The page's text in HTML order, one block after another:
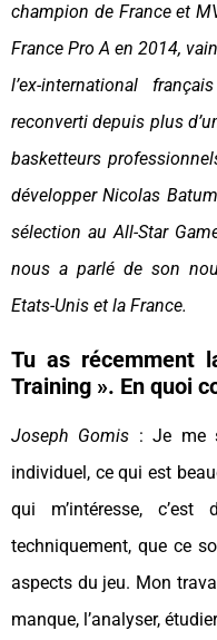
champion de France et
France Pro A en 2014,
l’ex-international
reconverti depuis plus
basketteurs
développer Nicolas
sélection au All-Star
nous a parlé de son
Etats-Unis et la France.
Tu as récemment
Training ». En quoi
Joseph Gomis : Je me
individuel, ce qui est
qui m’intéresse,
techniquement, que ce
aspects du jeu. Mon
manque, l’analyser,